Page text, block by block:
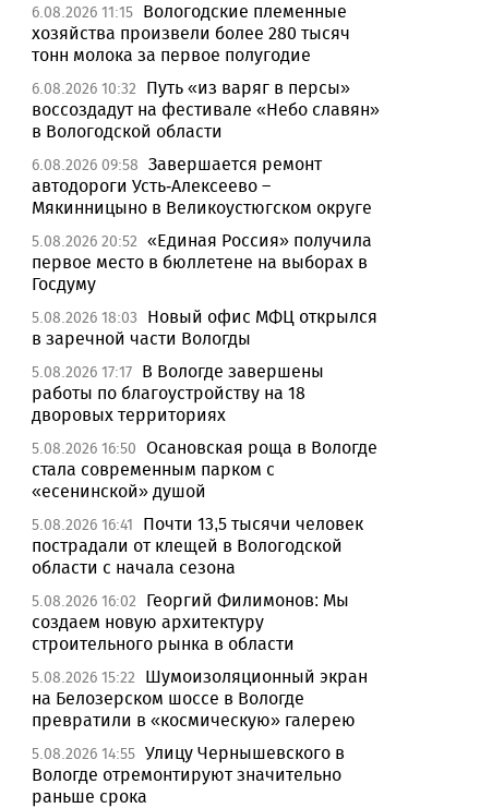
6.08.2026 11:15 Вологодские племенные
хозяйства произвели более 280 тысяч
тонн молока за первое полугодие
6.08.2026 10:32
Путь «из варяг в персы»
воссоздадут на фестивале «Небо славян»
в Вологодской области
6.08.2026 09:58 Завершается ремонт
автодороги Усть-Алексеево –
Мякинницыно в Великоустюгском округе
5.08.2026 20:52 «Единая Россия» получила
первое место в бюллетене на выборах в
Госдуму
5.08.2026 18:03
Новый офис МФЦ открылся
в заречной части Вологды
5.08.2026 17:17 В Вологде завершены
работы по благоустройству на 18
дворовых территориях
5.08.2026 16:50 Осановская роща в Вологде
стала современным парком с
«есенинской» душой
5.08.2026 16:41
Почти 13,5 тысячи человек
пострадали от клещей в Вологодской
области с начала сезона
5.08.2026 16:02
Георгий Филимонов: Мы
создаем новую архитектуру
строительного рынка в области
5.08.2026 15:22
Шумоизоляционный экран
на Белозерском шоссе в Вологде
превратили в «космическую» галерею
5.08.2026 14:55 Улицу Чернышевского в
Вологде отремонтируют значительно
раньше срока